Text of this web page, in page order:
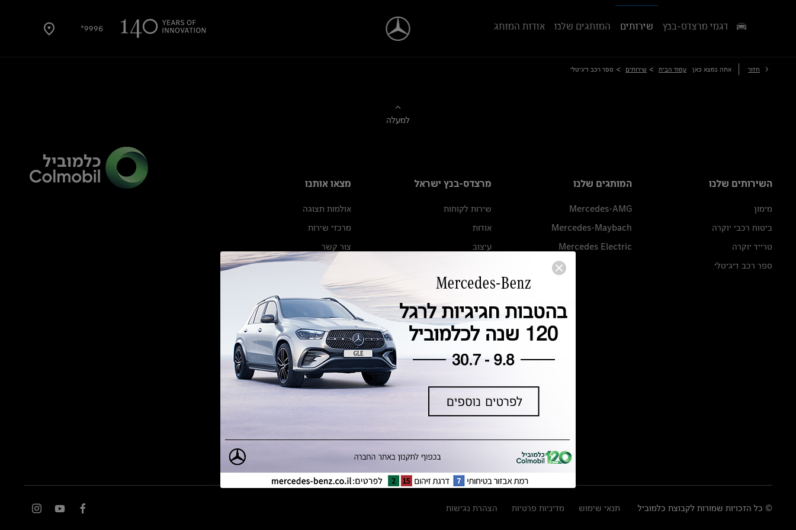
9996* דגמי מרצדס-בנץ שירותים המותגים שלנו אודות המותג
חזור אתה נמצא כאן עמוד הבית > שירותים > ספר רכב דיגיטלי
למעלה
השירותים שלנו
מימון
ביטוח רכבי יוקרה
טרייד יוקרה
ספר רכב דיגיטלי
המותגים שלנו
Mercedes-AMG
Mercedes-Maybach
Mercedes Electric
מרצדס-בנץ ישראל
שירות לקוחות
אודות
עיצוב
מגזין מרצדס-בנץ
ספרי רכב מרצדס-בנץ
נתוני זיהום אוויר וצריכת דלק וחשמל
נתוני תווית צמיגים
מחירון חלפים
הודעה על הטבות לרכבי מרצדס בהסדר
מצאו אותנו
אולמות תצוגה
מרכזי שירות
צור קשר
© כל הזכויות שמורות לקבוצת כלמוביל תנאי שימוש מדיניות פרטיות הצהרת נגישות